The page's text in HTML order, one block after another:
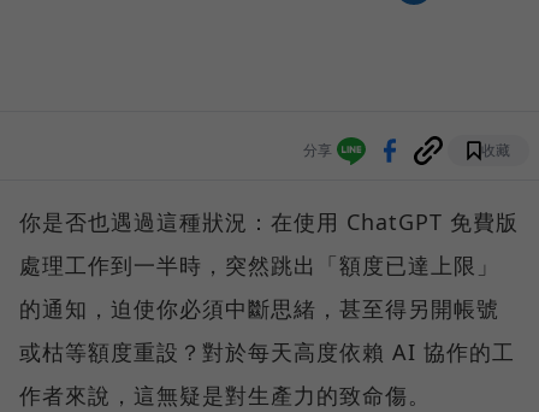
分享 收藏
你是否也遇過這種狀況：在使用 ChatGPT 免費版
處理工作到一半時，突然跳出「額度已達上限」
的通知，迫使你必須中斷思緒，甚至得另開帳號
或枯等額度重設？對於每天高度依賴 AI 協作的工
作者來說，這無疑是對生產力的致命傷。